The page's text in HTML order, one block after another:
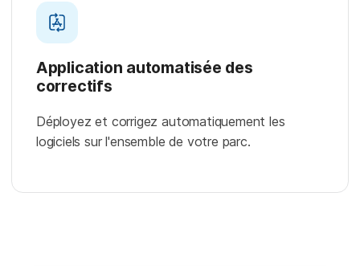
Application automatisée des
correctifs
Déployez et corrigez automatiquement les
logiciels sur l'ensemble de votre parc.